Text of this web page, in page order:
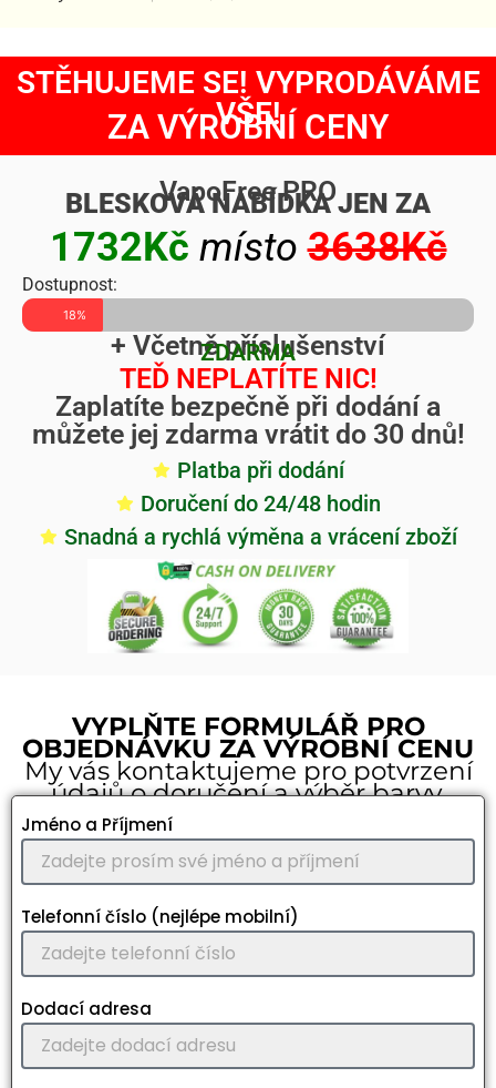
STĚHUJEME SE! VYPRODÁVÁME
VŠE!
ZA VÝROBNÍ CENY
VapoFree PRO
BLESKOVÁ NABÍDKA JEN ZA
1732Kč místo3638Kč
Dostupnost:
18%
+ Včetně příslušenství
ZDARMA
TEĎ NEPLATÍTE NIC!
Zaplatíte bezpečně při dodání a
můžete jej zdarma vrátit do 30 dnů!
Platba při dodání
Doručení do 24/48 hodin
Snadná a rychlá výměna a vrácení zboží
VYPLŇTE FORMULÁŘ PRO
OBJEDNÁVKU ZA VÝROBNÍ CENU
My vás kontaktujeme pro potvrzení
údajů o doručení a výběr barvy.
Jméno a Příjmení
Telefonní číslo (nejlépe mobilní)
Dodací adresa